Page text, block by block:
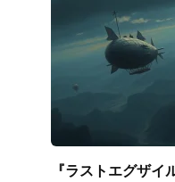
『ラストエグザ